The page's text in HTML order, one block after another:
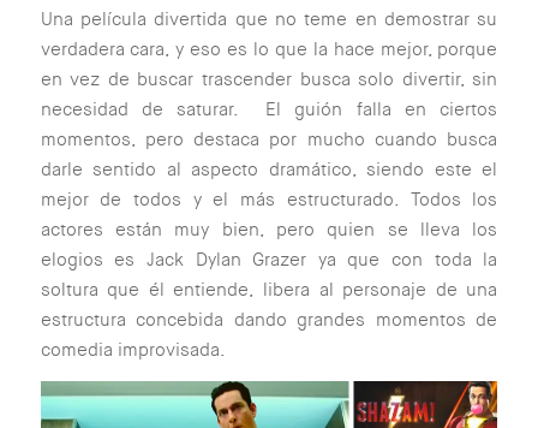
Una película divertida que no teme en demostrar su
verdadera cara, y eso es lo que la hace mejor, porque
en vez de buscar trascender busca solo divertir, sin
necesidad de saturar. El guión falla en ciertos
momentos, pero destaca por mucho cuando busca
darle sentido al aspecto dramático, siendo este el
mejor de todos y el más estructurado. Todos los
actores están muy bien, pero quien se lleva los
elogios es Jack Dylan Grazer ya que con toda la
soltura que él entiende, libera al personaje de una
estructura concebida dando grandes momentos de
comedia improvisada.